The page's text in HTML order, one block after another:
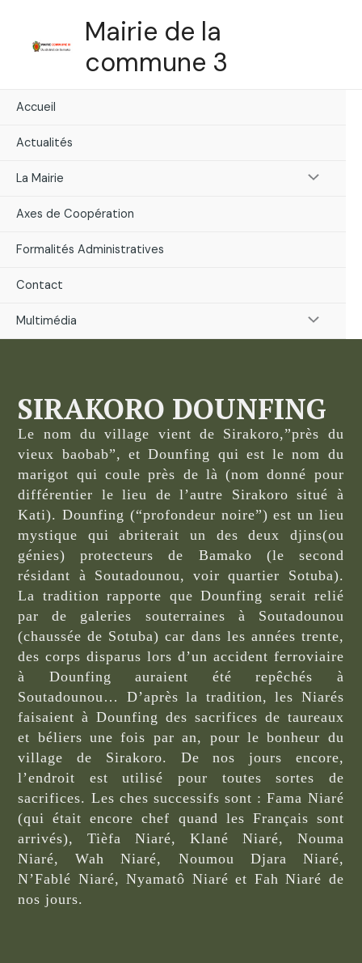
content
Mairie de la
commune 3
Accueil
Actualités
La Mairie Menu
Axes de Coopération
Formalités Administratives
Contact
Multimédia Menu
SIRAKORO DOUNFING
Le nom du village vient de Sirakoro,”près du
vieux baobab”, et Dounfing qui est le nom du
marigot qui coule près de là (nom donné pour
différentier le lieu de l’autre Sirakoro situé à
Kati). Dounfing (“profondeur noire”) est un lieu
mystique qui abriterait un des deux djins(ou
génies) protecteurs de Bamako (le second
résidant à Soutadounou, voir quartier Sotuba).
La tradition rapporte que Dounfing serait relié
par de galeries souterraines à Soutadounou
(chaussée de Sotuba) car dans les années trente,
des corps disparus lors d’un accident ferroviaire
à Dounfing auraient été repêchés à
Soutadounou… D’après la tradition, les Niarés
faisaient à Dounfing des sacrifices de taureaux
et béliers une fois par an, pour le bonheur du
village de Sirakoro. De nos jours encore,
l’endroit est utilisé pour toutes sortes de
sacrifices. Les ches successifs sont : Fama Niaré
(qui était encore chef quand les Français sont
arrivés), Tièfa Niaré, Klané Niaré, Nouma
Niaré, Wah Niaré, Noumou Djara Niaré,
N’Fablé Niaré, Nyamatô Niaré et Fah Niaré de
nos jours.